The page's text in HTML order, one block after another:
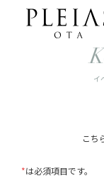
イベント予約
イ
こち
*は必須項目です。